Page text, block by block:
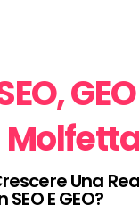
Una
E GEO?